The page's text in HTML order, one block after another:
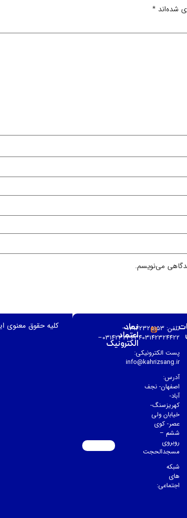
شده‌اند *
می‌نویسم.
تلفن: ۰۳۱۴۲۳۲۵۱۵۳–
۰۳۱۴۲۳۲۳۴۳۴۰۳۱۴۲۳۲۴۴۲۲–
پست الکترونیکی:
info@kahrizsang.ir
آدرس:
اصفهان- نجف
آباد-
کهریزسنگ-
خیابان ولی
عصر- کوی
ششم –
روبروی
مسجدالحجت
شبکه
های
اجتماعی:
نماد
اعتماد
الکترونیک
کلیه حقوق معنوی